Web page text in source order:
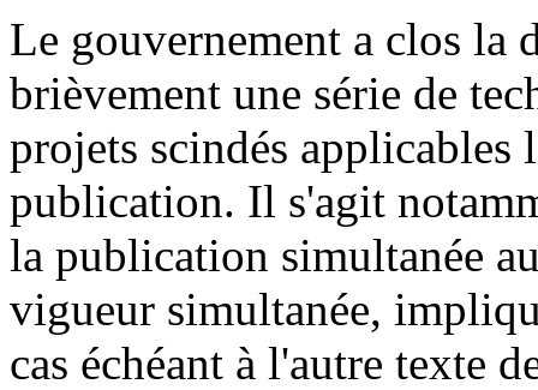
Le gouvernement a clos la
brièvement une série de
projets scindés applicables
publication. Il s'agit
la publication simultanée
vigueur simultanée,
cas échéant à l'autre texte